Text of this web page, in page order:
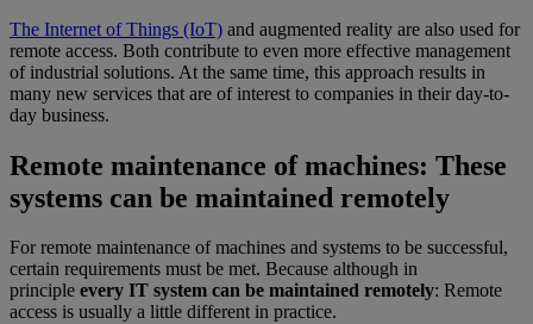
The Internet of Things (IoT) and augmented reality are also used for
remote access. Both contribute to even more effective management
of industrial solutions. At the same time, this approach results in
many new services that are of interest to companies in their day-to-
day business.
Remote maintenance of machines: These
systems can be maintained remotely
For remote maintenance of machines and systems to be successful,
certain requirements must be met. Because although in
principle every IT system can be maintained remotely: Remote
access is usually a little different in practice.